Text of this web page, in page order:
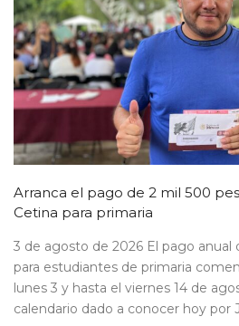
Arranca el pago de 2 mil 500
Cetina para primaria
3 de agosto de 2026 El pago anual
para estudiantes de primaria
lunes 3 y hasta el viernes 14 de
calendario dado a conocer hoy por